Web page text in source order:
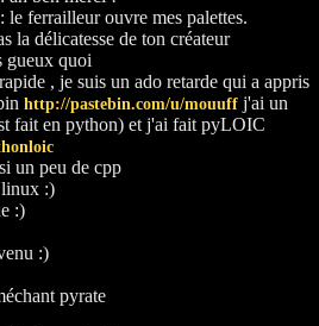
le ferrailleur ouvre mes palettes.
la délicatesse de ton créateur
gueux quoi
, je suis un ado retarde qui a appris
http://pastebin.com/u/mouuff j'ai un
fait en python) et j'ai fait pyLOIC
un peu de cpp
linux :)
:)
:)
pyrate